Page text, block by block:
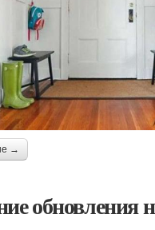
→
обновления